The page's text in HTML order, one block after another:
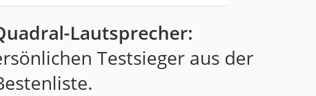
Lautsprecher:
Testsieger aus der